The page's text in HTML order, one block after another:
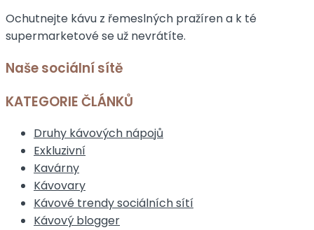
Ochutnejte kávu z řemeslných pražíren a k té
supermarketové se už nevrátíte.
Naše sociální sítě
KATEGORIE ČLÁNKŮ
Druhy kávových nápojů
Exkluzivní
Kavárny
Kávovary
Kávové trendy sociálních sítí
Kávový blogger